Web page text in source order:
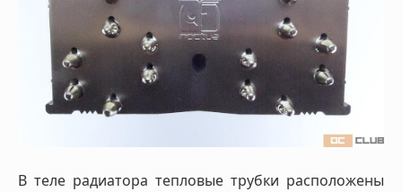
В теле радиатора тепловые трубки расположены